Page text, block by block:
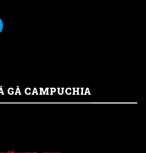
GÀ CAMPUCHIA